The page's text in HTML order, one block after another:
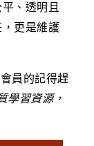
、透明且
更是維護
員的記得趕
學習資源，